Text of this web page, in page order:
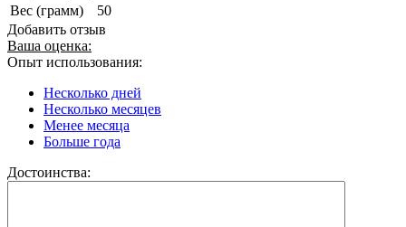
Вес (грамм)
50
Добавить отзыв
Ваша оценка:
Опыт использования:
Несколько дней
Несколько месяцев
Менее месяца
Больше года
Достоинства: